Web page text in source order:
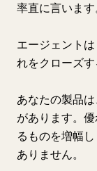
率直に言います
エージェント
れをクローズす
あなたの製品
があります。
るものを増幅
ありません。